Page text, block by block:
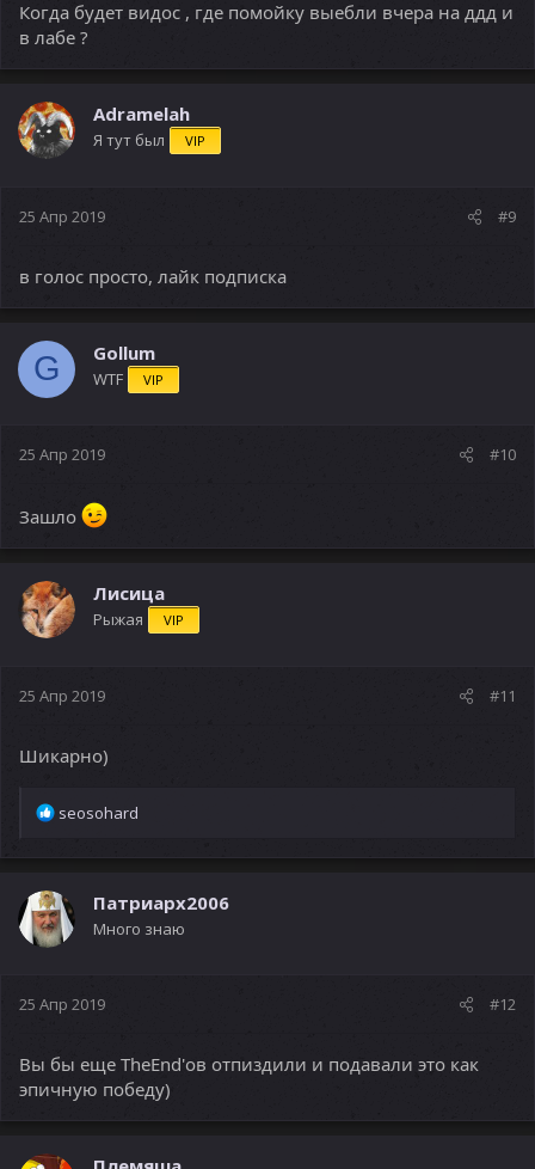
Когда будет видос , где помойку выебли вчера на ддд и
в лабе ?
Adramelah
Я тут был VIP
25 Апр 2019 #9
в голос просто, лайк подписка
G Gollum
WTF VIP
25 Апр 2019 #10
Зашло
Лисица
Рыжая VIP
25 Апр 2019 #11
Шикарно)
Р
а
ц
и
и
seosohard
Патриарх2006
Много знаю
25 Апр 2019 #12
Вы бы еще TheEnd'ов отпиздили и подавали это как
эпичную победу)